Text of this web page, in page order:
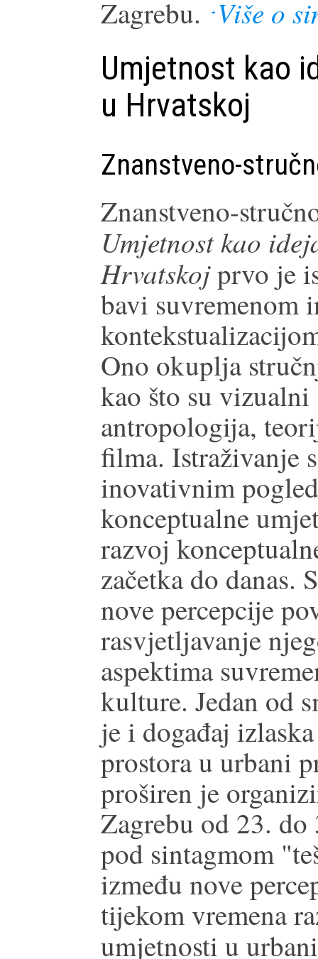
Zagrebu. Više o
Umjetnost kao
u Hrvatskoj
Znanstveno-
Znanstveno-
Umjetnost kao
Hrvatskojprvo je
bavi suvremenom
Ono okuplja
kao što su
antropologija,
filma. Istraživanje
inovativnim
konceptualne
razvoj
začetka do danas.
nove percepcije
rasvjetljavanje
aspektima
kulture. Jedan od
je i događaj
prostora u urbani
proširen je
Zagrebu od 23.
pod sintagmom
između nove
tijekom vremena
umjetnosti u